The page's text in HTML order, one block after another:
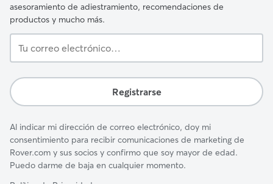
asesoramiento de adiestramiento, recomendaciones de
productos y mucho más.
correo
Registrarse
Al indicar mi dirección de correo electrónico, doy mi
consentimiento para recibir comunicaciones de marketing de
Rover.com y sus socios y confirmo que soy mayor de edad.
Puedo darme de baja en cualquier momento.